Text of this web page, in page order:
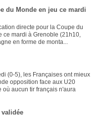
du Monde en jeu ce mardi
directe pour la Coupe du
ce mardi à Grenoble (21h10,
en forme de monta...
(0-5), les Françaises ont mieux
opposition face aux U20
où aucun tir français n'aura